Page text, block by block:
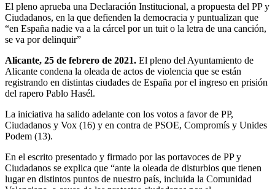
El pleno aprueba una Declaración Institucional, a propuesta del PP y
Ciudadanos, en la que defienden la democracia y puntualizan que
“en España nadie va a la cárcel por un tuit o la letra de una canción,
se va por delinquir”
Alicante, 25 de febrero de 2021. El pleno del Ayuntamiento de
Alicante condena la oleada de actos de violencia que se están
registrando en distintas ciudades de España por el ingreso en prisión
del rapero Pablo Hasél.
La iniciativa ha salido adelante con los votos a favor de PP,
Ciudadanos y Vox (16) y en contra de PSOE, Compromís y Unides
Podem (13).
En el escrito presentado y firmado por las portavoces de PP y
Ciudadanos se explica que “ante la oleada de disturbios que tienen
lugar en distintos puntos de nuestro país, incluida la Comunidad